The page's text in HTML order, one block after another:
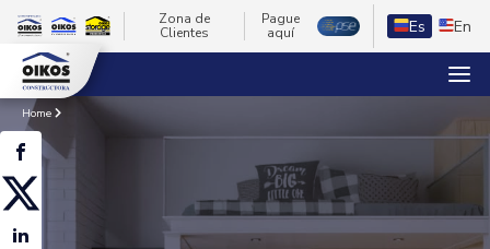
Zona de
Clientes
Pague
aquí
Es En
Home